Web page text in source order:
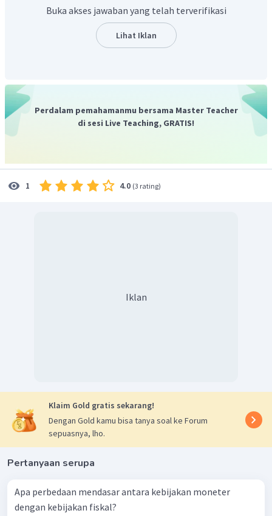
oleh bank sentral, sedangkan kebijakan fiskal oleh
. Kebijakan moneter bertujuan untuk
negara.
Instrumen Kebijakan.
Instrumen kebijakan moneter
terdiri dari operasi pasar terbuka, diskonto, cadangan
Buka akses jawaban yang telah terverifikasi
Lihat Iklan
Perdalam pemahamanmu bersama Master Teacher
di sesi Live Teaching, GRATIS!
1 4.0 (3 rating)
Iklan
Klaim Gold gratis sekarang!
Dengan Gold kamu bisa tanya soal ke Forum
sepuasnya, lho.
Pertanyaan serupa
Apa perbedaan mendasar antara kebijakan moneter
dengan kebijakan fiskal?